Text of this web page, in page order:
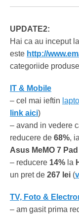
UPDATE2:
Hai ca au inceput
este http://
categoriide
IT & Mobile
– cel mai ieftin
link aici)
– avand in vedere
reducere de 68%,
Asus MeMO 7
– reducere 14% la
un pret de 267 lei (
TV, Foto &
– am gasit prima